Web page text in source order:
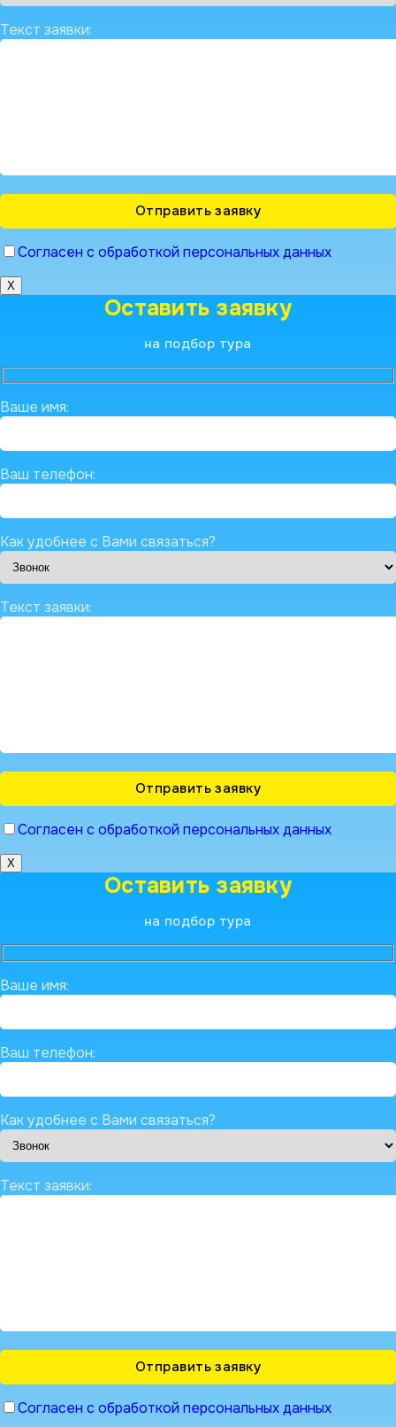
Текст заявки:
Согласен с обработкой персональных данных
X
Оставить заявку
на подбор тура
Ваше имя:
Ваш телефон:
Как удобнее с Вами связаться?
Текст заявки:
Согласен с обработкой персональных данных
X
Оставить заявку
на подбор тура
Ваше имя:
Ваш телефон:
Как удобнее с Вами связаться?
Текст заявки:
Согласен с обработкой персональных данных